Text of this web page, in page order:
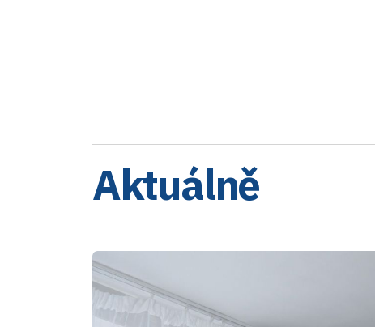
Aktuálně